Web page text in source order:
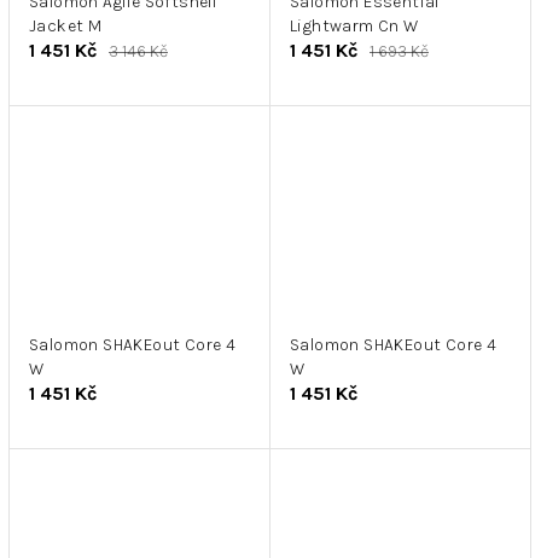
Jacket M
1 451 Kč 3 146 Kč
Lightwarm Cn W
1 451 Kč 1 693 Kč
Salomon SHAKEout Core 4
W
1 451 Kč
Salomon SHAKEout Core 4
W
1 451 Kč